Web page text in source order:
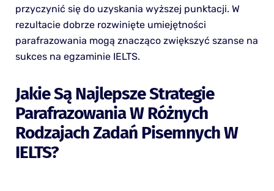
przyczynić się do uzyskania wyższej punktacji. W
rezultacie dobrze rozwinięte umiejętności
parafrazowania mogą znacząco zwiększyć szanse na
sukces na egzaminie IELTS.
Jakie Są Najlepsze Strategie
Parafrazowania W Różnych
Rodzajach Zadań Pisemnych W
IELTS?